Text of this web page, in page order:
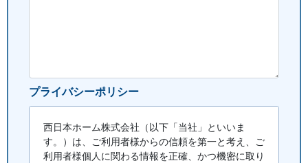
プライバシーポリシー
西日本ホーム株式会社（以下「当社」といいま
す。）は、ご利用者様からの信頼を第一と考え、ご
利用者様個人に関わる情報を正確、かつ機密に取り